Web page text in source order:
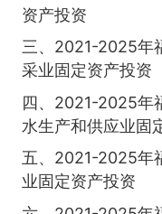
资产投资
三、2021-2025年
采业固定资产投资
四、2021-2025年
水生产和供应业固
五、2021-2025年
业固定资产投资